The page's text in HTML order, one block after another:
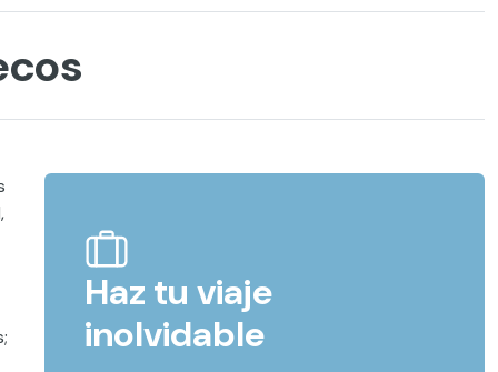
Haz tu viaje
inolvidable